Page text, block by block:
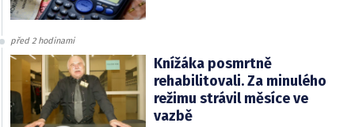
před 2 hodinami
Knížáka posmrtně
rehabilitovali. Za minulého
režimu strávil měsíce ve
vazbě